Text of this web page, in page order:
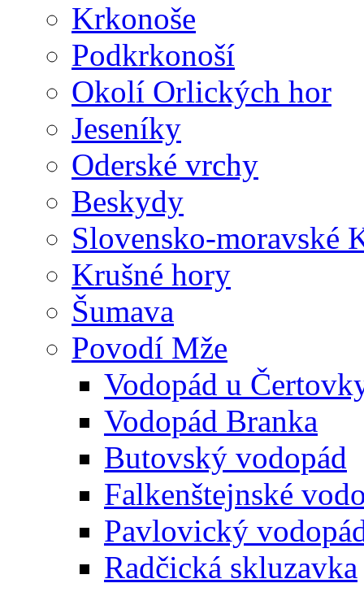
Krkonoše
Podkrkonoší
Okolí Orlických hor
Jeseníky
Oderské vrchy
Beskydy
Slovensko-moravské
Krušné hory
Šumava
Povodí Mže
Vodopád u
Vodopád Branka
Butovský vodopád
Falkenštejnské
Pavlovický
Radčická skluzavka